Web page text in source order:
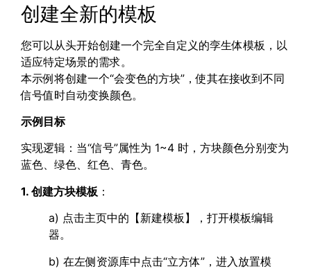
创建全新的模板
您可以从头开始创建一个完全自定义的孪生体模板，以
适应特定场景的需求。
本示例将创建一个“会变色的方块”，使其在接收到不同
信号值时自动变换颜色。
示例目标
实现逻辑：当“信号”属性为 1~4 时，方块颜色分别变为
蓝色、绿色、红色、青色。
1. 创建方块模板 ：
a) 点击主页中的【新建模板】，打开模板编辑
器。
b) 在左侧资源库中点击“立方体”，进入放置模